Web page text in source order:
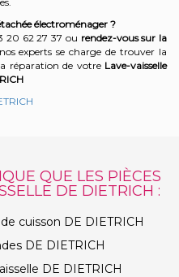
électroménager ?
20 62 27 37 ou rendez-vous sur la
experts se charge de trouver la
réparation de votre Lave-vaisselle
QUE LES PIÈCES
DE DIETRICH :
cuisson DE DIETRICH
DE DIETRICH
DE DIETRICH